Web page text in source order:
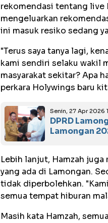
rekomendasi tentang live
mengeluarkan
ini masuk resiko sedang
"Terus saya tanya lagi,
kami sendiri selaku wakil
masyarakat sekitar? Apa
perkara Holywings baru
Senin, 27 Apr 2026
DPRD
Lamongan
Lebih lanjut, Hamzah
yang ada di Lamongan.
tidak diperbolehkan.
semua tempat hiburan
Masih kata Hamzah,